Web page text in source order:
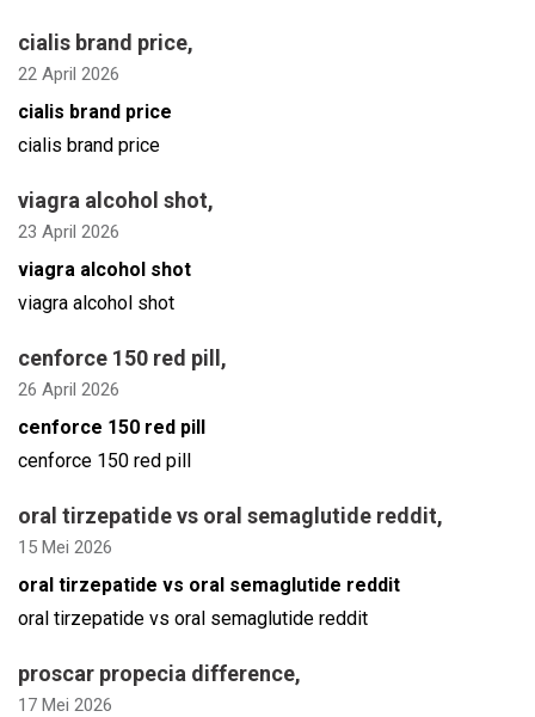
cialis brand price,
22 April 2026
cialis brand price
cialis brand price
viagra alcohol shot,
23 April 2026
viagra alcohol shot
viagra alcohol shot
cenforce 150 red pill,
26 April 2026
cenforce 150 red pill
cenforce 150 red pill
oral tirzepatide vs oral semaglutide reddit,
15 Mei 2026
oral tirzepatide vs oral semaglutide reddit
oral tirzepatide vs oral semaglutide reddit
proscar propecia difference,
17 Mei 2026